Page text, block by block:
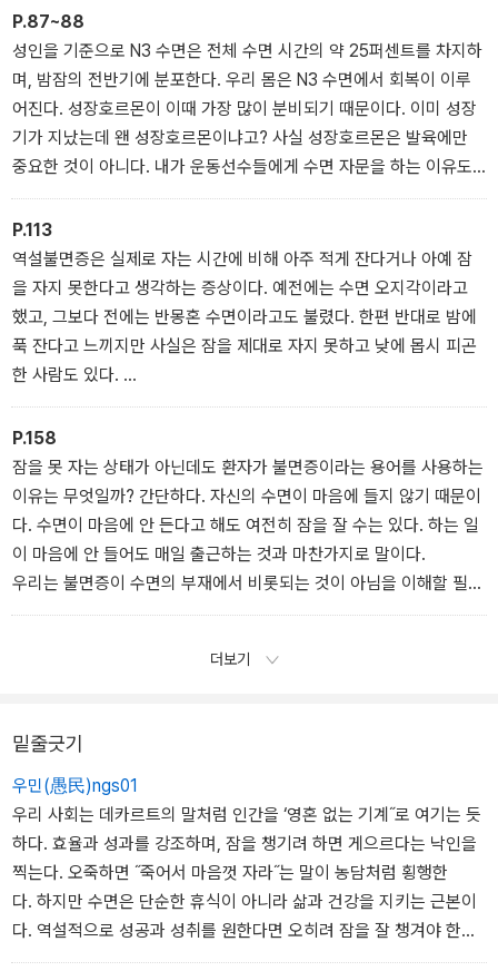
다고 걱정하는 마음이 수면을 가로막기도 한다.
_ 2장 잠은 모든 것을 이긴다
P.87~88
성인을 기준으로 N3 수면은 전체 수면 시간의 약 25퍼센트를 차지하
며, 밤잠의 전반기에 분포한다. 우리 몸은 N3 수면에서 회복이 이루
어진다. 성장호르몬이 이때 가장 많이 분비되기 때문이다. 이미 성장
기가 지났는데 왠 성장호르몬이냐고? 사실 성장호르몬은 발육에만
중요한 것이 아니다. 내가 운동선수들에게 수면 자문을 하는 이유도
바로 여기에 있다. 성장호르몬은 근육의 회복을 도와 선수들이 최상
의 실력을 발휘하게 돕는다.
_ 4장 꿈을 꾸지 않았으니 깊게 잤다?
P.113
역설불면증은 실제로 자는 시간에 비해 아주 적게 잔다거나 아예 잠
을 자지 못한다고 생각하는 증상이다. 예전에는 수면 오지각이라고
했고, 그보다 전에는 반몽혼 수면이라고도 불렸다. 한편 반대로 밤에
푹 잔다고 느끼지만 사실은 잠을 제대로 자지 못하고 낮에 몹시 피곤
한 사람도 있다.
_ 6장 “잤는데요, 자지 않았습니다”
P.158
잠을 못 자는 상태가 아닌데도 환자가 불면증이라는 용어를 사용하는
이유는 무엇일까? 간단하다. 자신의 수면이 마음에 들지 않기 때문이
다. 수면이 마음에 안 든다고 해도 여전히 잠을 잘 수는 있다. 하는 일
이 마음에 안 들어도 매일 출근하는 것과 마찬가지로 말이다.
우리는 불면증이 수면의 부재에서 비롯되는 것이 아님을 이해할 필요
가 있다. 이때 의사의 역할은 문제를 재구성하고 재정의하는 것이다.
는 안 된다. (…) 달리 말해 이전까지 잠을 못 잔다고 생각하던 환자가
서를 뒤적인다면 나름의 이유가 있는 것이다.
_ 9장 단순 불면증일 때 뿌리를 뽑는 방법
더보기
밑줄긋기
우민(愚民)ngs01
우리 사회는 데카르트의 말처럼 인간을 ‘영혼 없는 기계˝로 여기는 듯
하다. 효율과 성과를 강조하며, 잠을 챙기려 하면 게으르다는 낙인을
찍는다. 오죽하면 ˝죽어서 마음껏 자라˝는 말이 농담처럼 횡행한
다. 하지만 수면은 단순한 휴식이 아니라 삶과 건강을 지키는 근본이
다. 역설적으로 성공과 성취를 원한다면 오히려 잠을 잘 챙겨야 한
다. 잠을소홀히 하면 스트레스가 쌓이고, 식사 패턴이 무너지며 결